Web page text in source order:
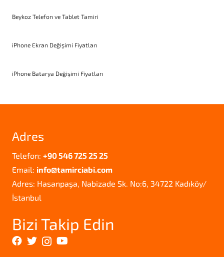
Beykoz Telefon ve Tablet Tamiri
iPhone Ekran Değişimi Fiyatları
iPhone Batarya Değişimi Fiyatları
Adres
Telefon: +90 546 725 25 25
Email: info@tamirciabi.com
Adres: Hasanpaşa, Nabizade Sk. No:6, 34722 Kadıköy/
İstanbul
Bizi Takip Edin